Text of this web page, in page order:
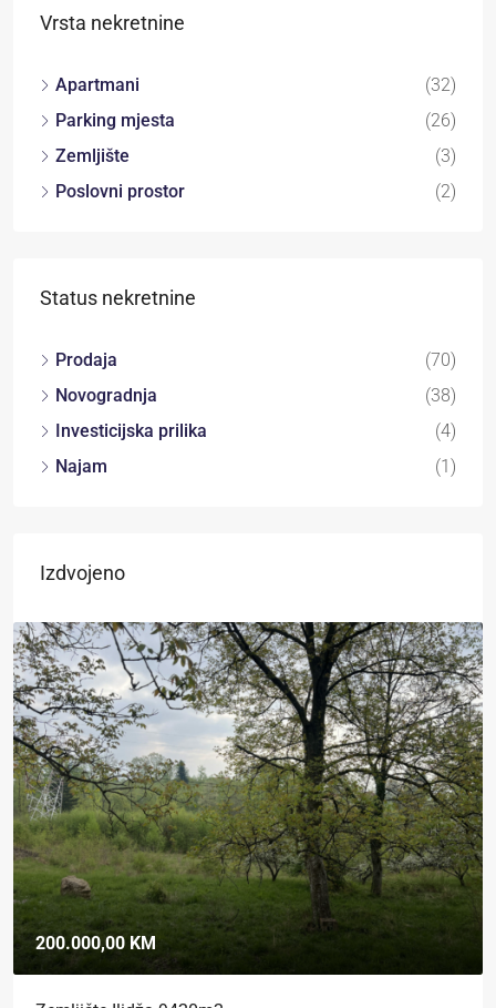
Vrsta nekretnine
Apartmani
(32)
Parking mjesta
(26)
Zemljište
(3)
Poslovni prostor
(2)
Status nekretnine
Prodaja
(70)
Novogradnja
(38)
Investicijska prilika
(4)
Najam
(1)
Izdvojeno
200.000,00 KM